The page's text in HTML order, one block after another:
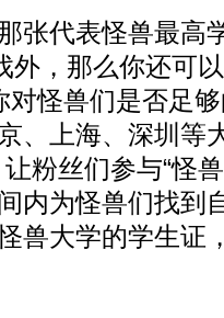
代表怪兽最高学
外，那么你还可
对怪兽们是否足
、上海、深圳等
粉丝们参与“怪
内为怪兽们找到
兽大学的学生证